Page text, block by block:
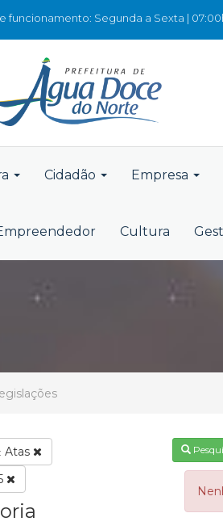
funcionamento: Segunda a Sexta | 07:00h
Cidadão Empresa
Cultura
Atas